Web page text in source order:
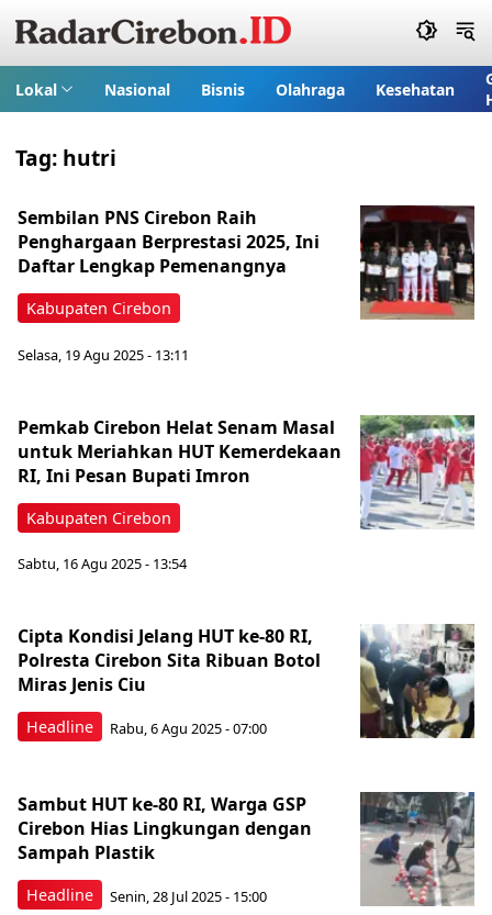
Lokal Nasional Bisnis Olahraga Kesehatan
Tag: hutri
Kabupaten Cirebon
Sembilan PNS Cirebon Raih
Penghargaan Berprestasi 2025, Ini
Daftar Lengkap Pemenangnya
Selasa, 19 Agu 2025 - 13:11
Kabupaten Cirebon
Pemkab Cirebon Helat Senam Masal
untuk Meriahkan HUT Kemerdekaan
RI, Ini Pesan Bupati Imron
Sabtu, 16 Agu 2025 - 13:54
Headline
Cipta Kondisi Jelang HUT ke-80 RI,
Polresta Cirebon Sita Ribuan Botol
Miras Jenis Ciu
Rabu, 6 Agu 2025 - 07:00
Headline
Sambut HUT ke-80 RI, Warga GSP
Cirebon Hias Lingkungan dengan
Sampah Plastik
Senin, 28 Jul 2025 - 15:00